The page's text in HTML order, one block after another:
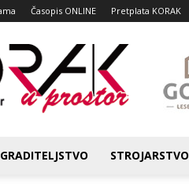
Časopis ONLINE Pretplata KORAK
Korak
u
prostor
GRADITELJSTVO STROJARSTVO